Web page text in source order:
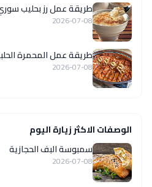
طريقة عمل رز بحليب سوري بـ 5
2026-07-08
طريقة عمل المحمرة
2026-07-08
الوصفات الاكثر زيارة اليوم
سمبوسة البف الحجازية
2026-07-08